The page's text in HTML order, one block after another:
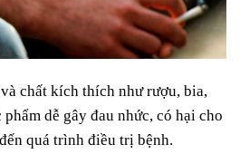
chất kích thích như rượu, bia,
dễ gây đau nhức, có hại cho
quá trình điều trị bệnh.